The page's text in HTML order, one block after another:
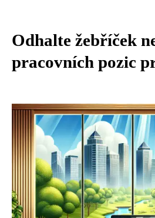
Odhalte žebříček
pracovních pozic